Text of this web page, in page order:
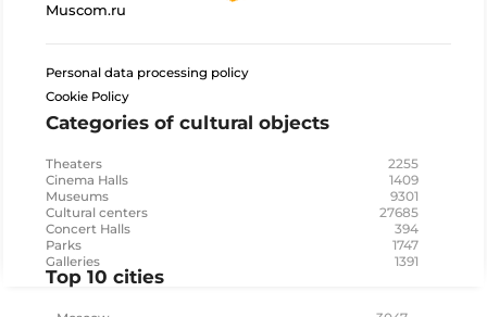
Muscom.ru
Personal data processing policy
Cookie Policy
Categories of cultural objects
Theaters 2255
Cinema Halls 1409
Museums 9301
Cultural centers 27685
Concert Halls 394
Parks 1747
Galleries 1391
Top 10 cities